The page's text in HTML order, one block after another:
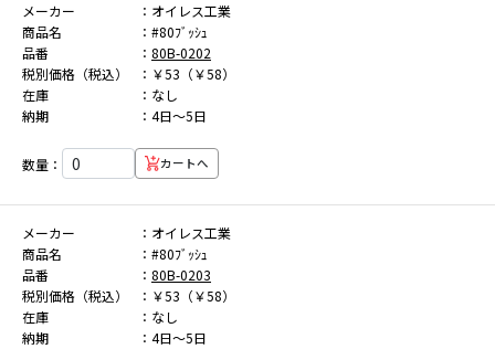
メーカー
オイレス工業
商品名
#80ﾌﾞｯｼｭ
品番
80B-0202
税別価格（税込）
￥53（￥58）
在庫
なし
納期
4日～5日
数量： カートへ
メーカー
オイレス工業
商品名
#80ﾌﾞｯｼｭ
品番
80B-0203
税別価格（税込）
￥53（￥58）
在庫
なし
納期
4日～5日